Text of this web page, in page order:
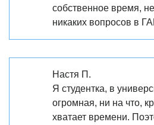
собственное время,
никаких вопросов в
Настя П.
Я студентка, в
огромная, ни на что,
хватает времени.